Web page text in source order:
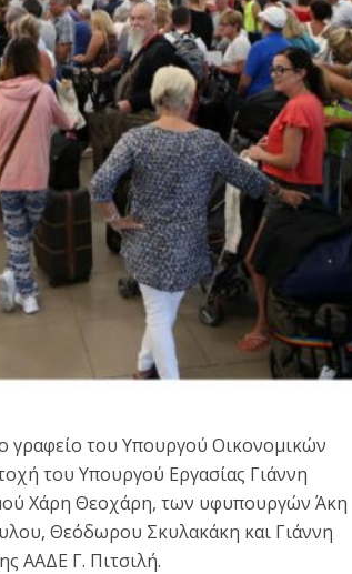
γραφείο του Υπουργού Οικονομικών
του Υπουργού Εργασίας Γιάννη
Χάρη Θεοχάρη, των υφυπουργών Άκη
Θεόδωρου Σκυλακάκη και Γιάννη
ΑΑΔΕ Γ. Πιτσιλή.
και αργίες
επιχειρήσεις
που...
Φταίει
για τον
min read 1